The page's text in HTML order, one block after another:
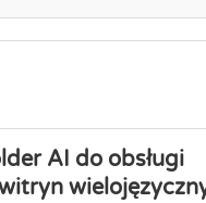
AI do obsługi